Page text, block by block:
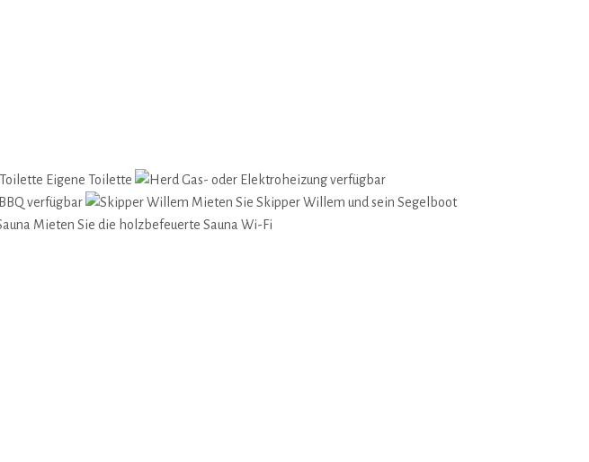
Eigene Toilette
Gas- oder Elektroheizung verfügbar
BBQ verfügbar
Mieten Sie Skipper Willem und sein Segelboot
Mieten Sie die holzbefeuerte Sauna Wi-Fi